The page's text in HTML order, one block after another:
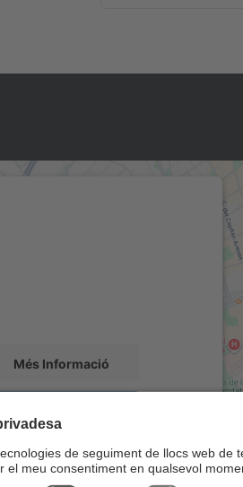
Més Informació
Management Platform